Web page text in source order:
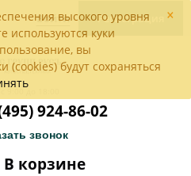
×
высокого уровня
используются куки
вы
(cookies) будут сохраняться
Войти Регистрация
с 9:00 до 18:00
924-86-02
звонок
В корзине